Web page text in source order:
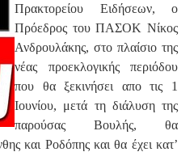
Πρακτορείου Ειδήσεων, ο
Πρόεδρος του ΠΑΣΟΚ Νίκος
Ανδρουλάκης, στο πλαίσιο της
νέας προεκλογικής περιόδου
που θα ξεκινήσει απο τις 1
Ιουνίου, μετά τη διάλυση της
παρούσας Βουλής, θα
και Ροδόπης και θα έχει κατ’